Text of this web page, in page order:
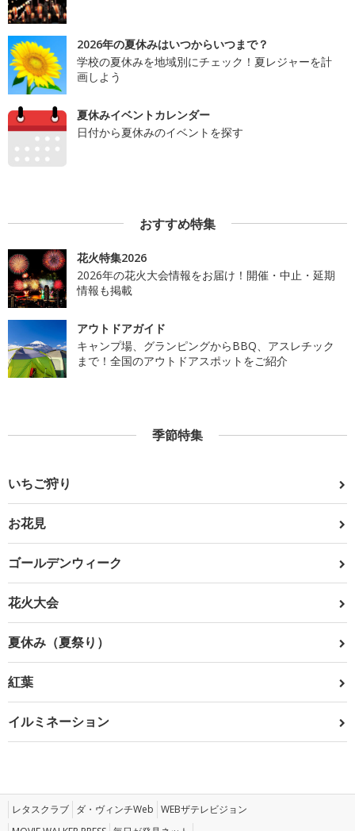
2026年の夏休みはいつからいつまで？
学校の夏休みを地域別にチェック！夏レジャーを計
画しよう
夏休みイベントカレンダー
日付から夏休みのイベントを探す
おすすめ特集
花火特集2026
2026年の花火大会情報をお届け！開催・中止・延期
情報も掲載
アウトドアガイド
キャンプ場、グランピングからBBQ、アスレチック
まで！全国のアウトドアスポットをご紹介
季節特集
いちご狩り
お花見
ゴールデンウィーク
花火大会
夏休み（夏祭り）
紅葉
イルミネーション
レタスクラブ ダ・ヴィンチWeb WEBザテレビジョン